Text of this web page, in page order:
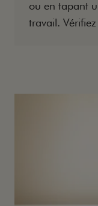
ou en tapant
travail.